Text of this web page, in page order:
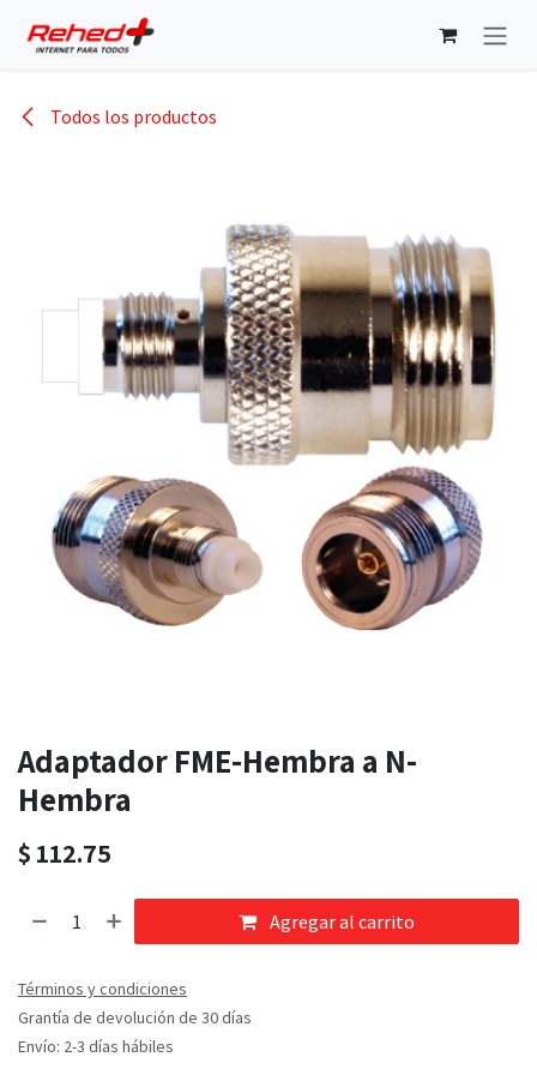
Todos los productos
Adaptador FME-Hembra a N-
Hembra
$ 112.75
Agregar al carrito
Términos y condiciones
Grantía de devolución de 30 días
Envío: 2-3 días hábiles